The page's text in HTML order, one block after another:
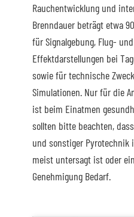
Rauchentwicklung und
Brenndauer beträgt etwa
für Signalgebung, Flug-
Effektdarstellungen bei
sowie für technische
Simulationen. Nur für die
ist beim Einatmen
sollten bitte beachten,
und sonstiger Pyrotechnik
meist untersagt ist oder
Genehmigung Bedarf.